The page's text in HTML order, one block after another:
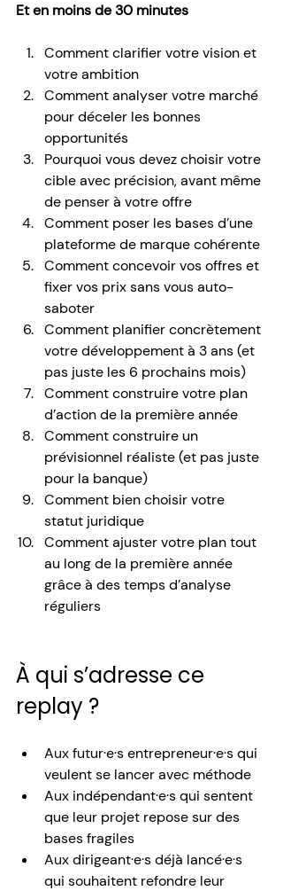
Et en moins de 30 minutes
Comment clarifier votre vision et
votre ambition
Comment analyser votre marché
pour déceler les bonnes
opportunités
Pourquoi vous devez choisir votre
cible avec précision, avant même
de penser à votre offre
Comment poser les bases d’une
plateforme de marque cohérente
Comment concevoir vos offres et
fixer vos prix sans vous auto-
saboter
Comment planifier concrètement
votre développement à 3 ans (et
pas juste les 6 prochains mois)
Comment construire votre plan
d’action de la première année
Comment construire un
prévisionnel réaliste (et pas juste
pour la banque)
Comment bien choisir votre
statut juridique
Comment ajuster votre plan tout
au long de la première année
grâce à des temps d’analyse
réguliers
À qui s’adresse ce
replay ?
Aux futur·e·s entrepreneur·e·s qui
veulent se lancer avec méthode
Aux indépendant·e·s qui sentent
que leur projet repose sur des
bases fragiles
Aux dirigeant·e·s déjà lancé·e·s
qui souhaitent refondre leur